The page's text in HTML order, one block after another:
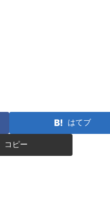
はてブ
コピー